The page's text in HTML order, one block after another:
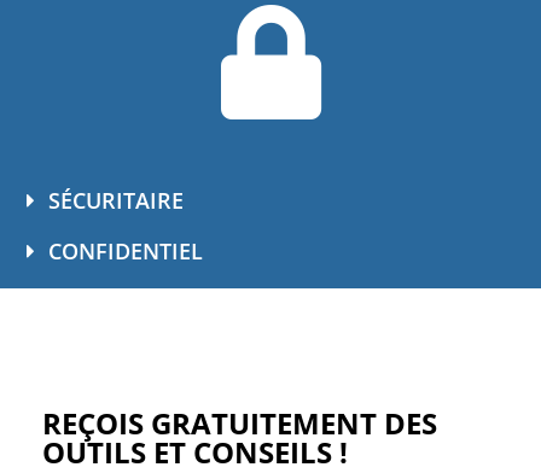
SÉCURITAIRE
CONFIDENTIEL
REÇOIS GRATUITEMENT DES
OUTILS ET CONSEILS !